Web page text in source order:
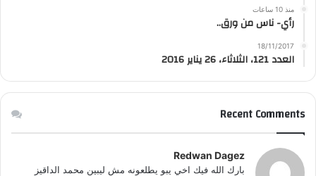
منذ 10 ساعات
رأي- ناس من ورق..
18/11/2017
العدد 121، الثلاثاء، 26 يناير 2016
Recent Comments
Redwan Dagez
بارك الله فيك اخي يبو يطلعونه مش ليبين محمد الداقيز